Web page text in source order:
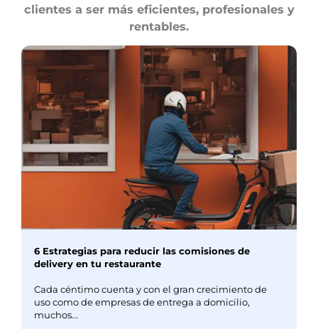
clientes a ser más eficientes, profesionales y
rentables.
6 Estrategias para reducir las comisiones de
delivery en tu restaurante
Cada céntimo cuenta y con el gran crecimiento de
uso como de empresas de entrega a domicilio,
muchos...